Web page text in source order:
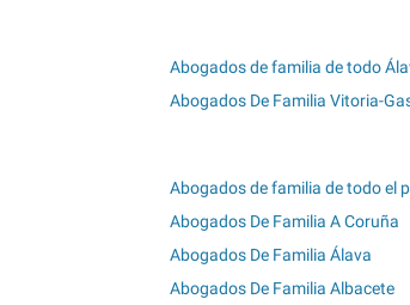
Abogados de familia de todo
Abogados De Familia Vitoria-
Abogados de familia de todo el
Abogados De Familia A Coruña
Abogados De Familia Álava
Abogados De Familia Albacete